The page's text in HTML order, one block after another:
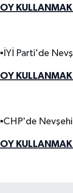
OY
▪️İYİ Parti'de
OY
▪️CHP'de
OY